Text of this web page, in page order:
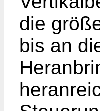
die
bis an